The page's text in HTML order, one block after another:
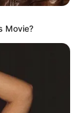
un
de
intentando
Décima
la magnitud
el lugar.
Movie?